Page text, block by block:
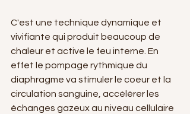
C'est une technique dynamique et
vivifiante qui produit beaucoup de
chaleur et active le feu interne. En
effet le pompage rythmique du
diaphragme va stimuler le coeur et la
circulation sanguine, accélérer les
échanges gazeux au niveau cellulaire